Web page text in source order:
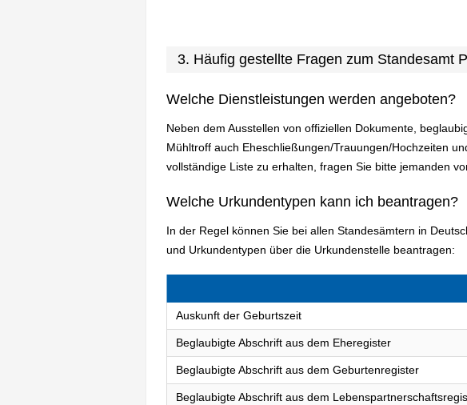
3. Häufig gestellte Fragen zum Standesamt
Welche Dienstleistungen werden angeboten?
Neben dem Ausstellen von offiziellen Dokumente,
Mühltroff auch Eheschließungen/Trauungen/Hochzeiten
vollständige Liste zu erhalten, fragen Sie bitte jemanden
Welche Urkundentypen kann ich beantragen?
In der Regel können Sie bei allen Standesämtern in
und Urkundentypen über die Urkundenstelle beantragen:
Auskunft der Geburtszeit
Beglaubigte Abschrift aus dem Eheregister
Beglaubigte Abschrift aus dem Geburtenregister
Beglaubigte Abschrift aus dem